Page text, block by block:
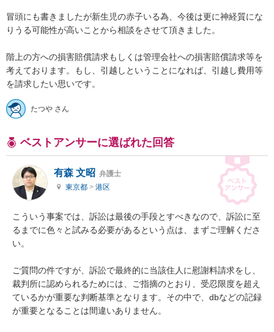
冒頭にも書きましたが新生児の赤子いる為、今後は更に神経質にな
りうる可能性が高いことから相談をさせて頂きました。
階上の方への損害賠償請求もしくは管理会社への損害賠償請求等を
考えております。もし、引越しということになれば、引越し費用等
を請求したい思いです。
たつや さん
ベストアンサーに選ばれた回答
有森 文昭 弁護士
東京都 > 港区
こういう事案では、訴訟は最後の手段とすべきなので、訴訟に至
るまでに色々と試みる必要があるという点は、まずご理解くださ
い。
ご質問の件ですが、訴訟で最終的に当該住人に慰謝料請求をし、
裁判所に認められるためには、ご指摘のとおり、受忍限度を超え
ているかが重要な判断基準となります。その中で、dbなどの記録
が重要となることは間違いありません。